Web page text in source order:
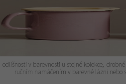
v barevnosti u stejné kolekce,
ručním namáčením v barevné lázni nebo